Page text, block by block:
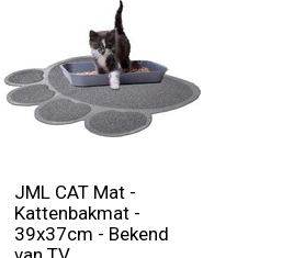
JML CAT Mat -
Kattenbakmat -
39x37cm - Bekend